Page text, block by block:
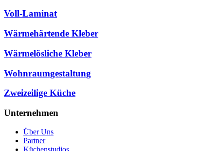
Voll-Laminat
Wärmehärtende Kleber
Wärmelösliche Kleber
Wohnraumgestaltung
Zweizeilige Küche
Unternehmen
Über Uns
Partner
Küchenstudios